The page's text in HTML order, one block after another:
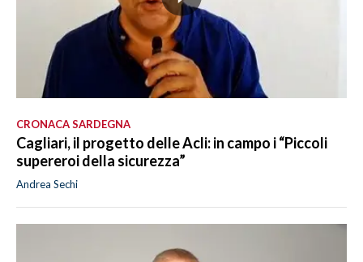
CRONACA SARDEGNA
Cagliari, il progetto delle Acli: in campo i “Piccoli
supereroi della sicurezza”
Andrea Sechi